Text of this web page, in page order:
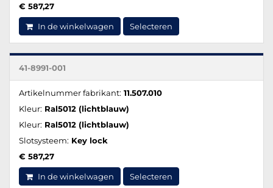
€ 587,27
In de winkelwagen Selecteren
41-8991-001
Artikelnummer fabrikant: 11.507.010
Kleur: Ral5012 (lichtblauw)
Kleur: Ral5012 (lichtblauw)
Slotsysteem: Key lock
€ 587,27
In de winkelwagen Selecteren